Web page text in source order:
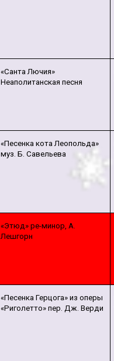
«Санта Лючия»
Неаполитанская песня
«Песенка кота Леопольда»
муз. Б. Савельева
«Этюд» ре-минор, А.
Лешгорн
«Песенка Герцога» из оперы
«Риголетто» пер. Дж. Верди